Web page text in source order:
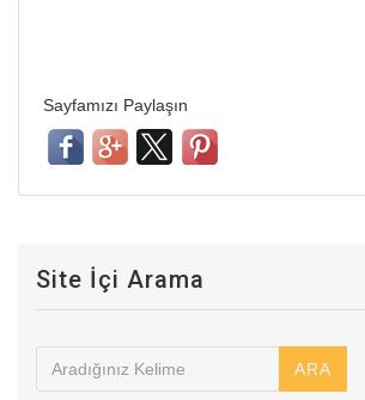
Sayfamızı Paylaşın
Site İçi Arama
ARA